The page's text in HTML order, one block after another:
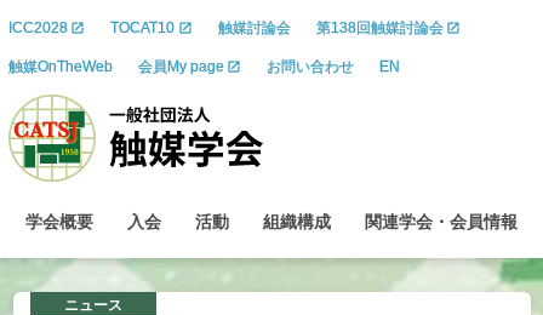
ICC2028 TOCAT10 触媒討論会 第138回触媒討論会
触媒OnTheWeb 会員My page お問い合わせ EN
学会概要 入会 活動 組織構成 関連学会 ・ 会員情報
ニュース